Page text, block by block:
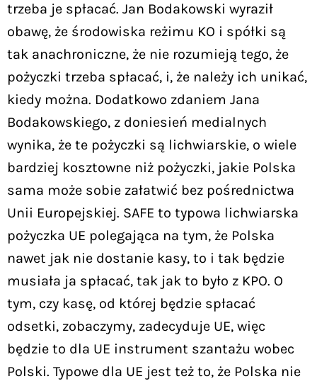
trzeba je spłacać. Jan Bodakowski wyraził
obawę, że środowiska reżimu KO i spółki są
tak anachroniczne, że nie rozumieją tego, że
pożyczki trzeba spłacać, i, że należy ich unikać,
kiedy można. Dodatkowo zdaniem Jana
Bodakowskiego, z doniesień medialnych
wynika, że te pożyczki są lichwiarskie, o wiele
bardziej kosztowne niż pożyczki, jakie Polska
sama może sobie załatwić bez pośrednictwa
Unii Europejskiej. SAFE to typowa lichwiarska
pożyczka UE polegająca na tym, że Polska
nawet jak nie dostanie kasy, to i tak będzie
musiała ja spłacać, tak jak to było z KPO. O
tym, czy kasę, od której będzie spłacać
odsetki, zobaczymy, zadecyduje UE, więc
będzie to dla UE instrument szantażu wobec
Polski. Typowe dla UE jest też to, że Polska nie